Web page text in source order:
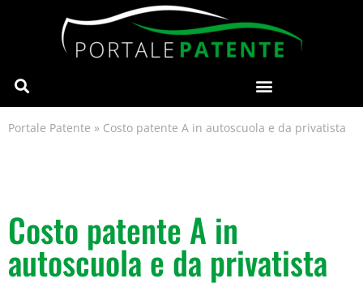
Portale Patente » Costo patente A in autoscuola e da privatista
Costo patente A in
autoscuola e da privatista